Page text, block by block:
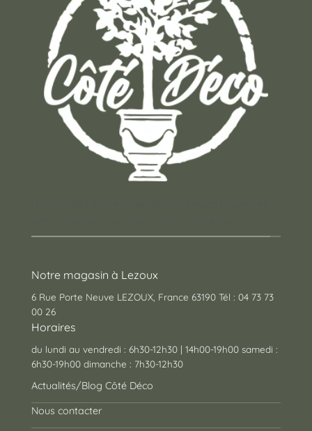
Notre magasin à Lezoux
6 Rue Porte Neuve LEZOUX, France 63190 Tél : 04 73 73
00 26
Horaires
du lundi au vendredi : 6h30-12h30 | 14h00-19h00 samedi :
6h30-19h00 dimanche : 7h30-12h30
Actualités/Blog Côté Déco
Nous contacter